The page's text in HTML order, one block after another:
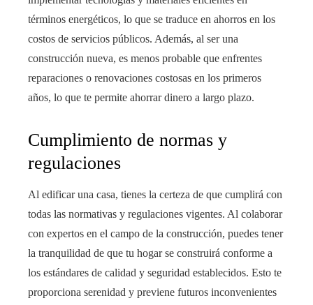
términos energéticos, lo que se traduce en ahorros en los
costos de servicios públicos. Además, al ser una
construcción nueva, es menos probable que enfrentes
reparaciones o renovaciones costosas en los primeros
años, lo que te permite ahorrar dinero a largo plazo.
Cumplimiento de normas y
regulaciones
Al edificar una casa, tienes la certeza de que cumplirá con
todas las normativas y regulaciones vigentes. Al colaborar
con expertos en el campo de la construcción, puedes tener
la tranquilidad de que tu hogar se construirá conforme a
los estándares de calidad y seguridad establecidos. Esto te
proporciona serenidad y previene futuros inconvenientes